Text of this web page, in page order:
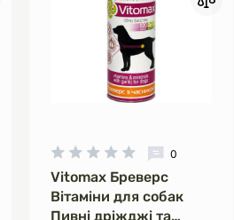
0
Vitomax Бреверс
Вітаміни для собак
Пивні дріжджі та